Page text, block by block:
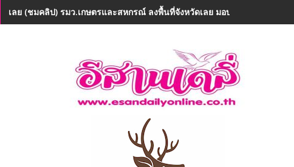
เลย (ชมคลิป) รมว.เกษตรและสหกรณ์ ลงพื้นที่จังหวัดเลย มอบ 5 ข้อสั่งการ ยก